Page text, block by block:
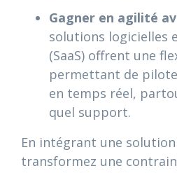
Gagner en agilité
solutions logicielles
(SaaS) offrent une
permettant de
en temps réel,
quel support.
En intégrant une
transformez une